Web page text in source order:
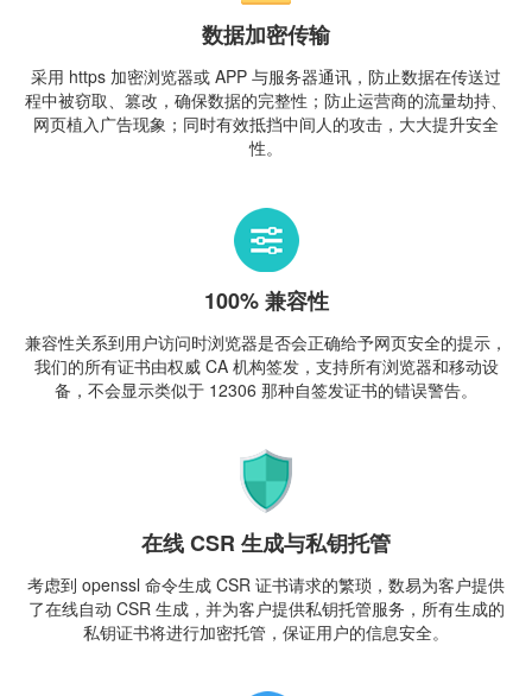
数据加密传输
采用 https 加密浏览器或 APP 与服务器通讯，防止数据在传送过
程中被窃取、篡改，确保数据的完整性；防止运营商的流量劫持、
网页植入广告现象；同时有效抵挡中间人的攻击，大大提升安全
性。
100% 兼容性
兼容性关系到用户访问时浏览器是否会正确给予网页安全的提示，
我们的所有证书由权威 CA 机构签发，支持所有浏览器和移动设
备，不会显示类似于 12306 那种自签发证书的错误警告。
在线 CSR 生成与私钥托管
考虑到 openssl 命令生成 CSR 证书请求的繁琐，数易为客户提供
了在线自动 CSR 生成，并为客户提供私钥托管服务，所有生成的
私钥证书将进行加密托管，保证用户的信息安全。